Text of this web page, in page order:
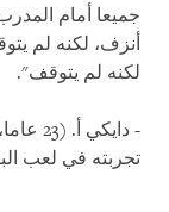
جميعا أمام
أنزف، لكنه لم
لكنه لم يتوقف".
-
تجربته في لعب